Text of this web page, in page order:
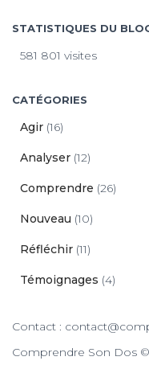
STATISTIQUES DU
581 801 visites
CATÉGORIES
Agir (16)
Analyser (12)
Comprendre (26)
Nouveau (10)
Réfléchir (11)
Témoignages (4)
Contact :
Comprendre Son Dos